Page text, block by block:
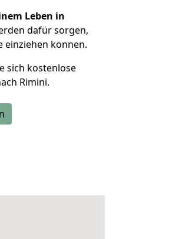
Leben in
dafür sorgen,
einziehen können.
sich kostenlose
Rimini.